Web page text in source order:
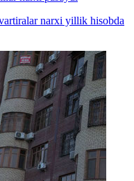
narxi yillik hisobda